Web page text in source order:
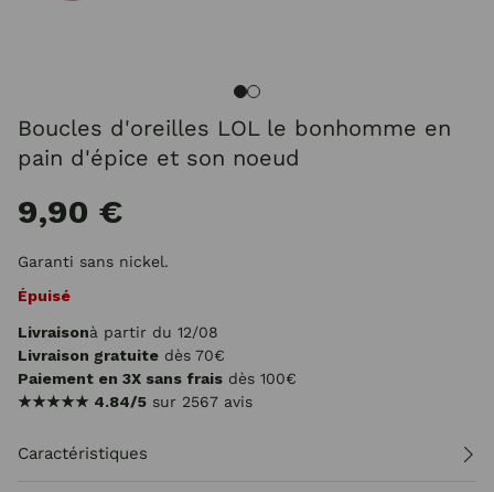
Boucles d'oreilles LOL le bonhomme en
pain d'épice et son noeud
9,90 €
Garanti sans nickel.
Épuisé
Livraisonà partir du 12/08
Livraison gratuite dès 70€
Paiement en 3X sans frais dès 100€
★★★★★ 4.84/5 sur 2567 avis
Caractéristiques